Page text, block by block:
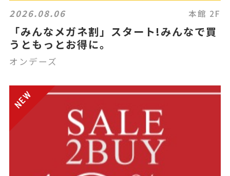
2026.08.06 本館 2F
「みんなメガネ割」スタート!みんなで買
うともっとお得に。
オンデーズ